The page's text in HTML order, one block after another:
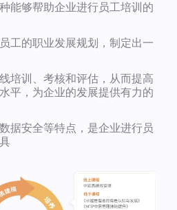
能够帮助企业进行员工培训的
工的职业发展规划，制定出一
培训、考核和评估，从而提高
平，为企业的发展提供有力的
据安全等特点，是企业进行员